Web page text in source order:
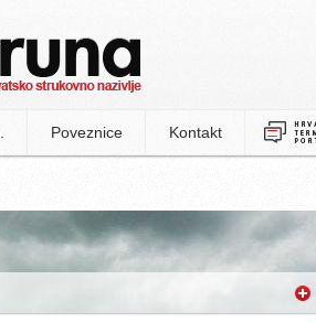
Poveznice Kontakt